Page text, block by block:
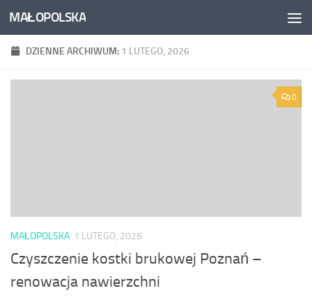
Skip to content
MAŁOPOLSKA
DZIENNE ARCHIWUM: 1 LUTEGO, 2026
0
MAŁOPOLSKA 1 LUTEGO, 2026
Czyszczenie kostki brukowej Poznań –
renowacja nawierzchni